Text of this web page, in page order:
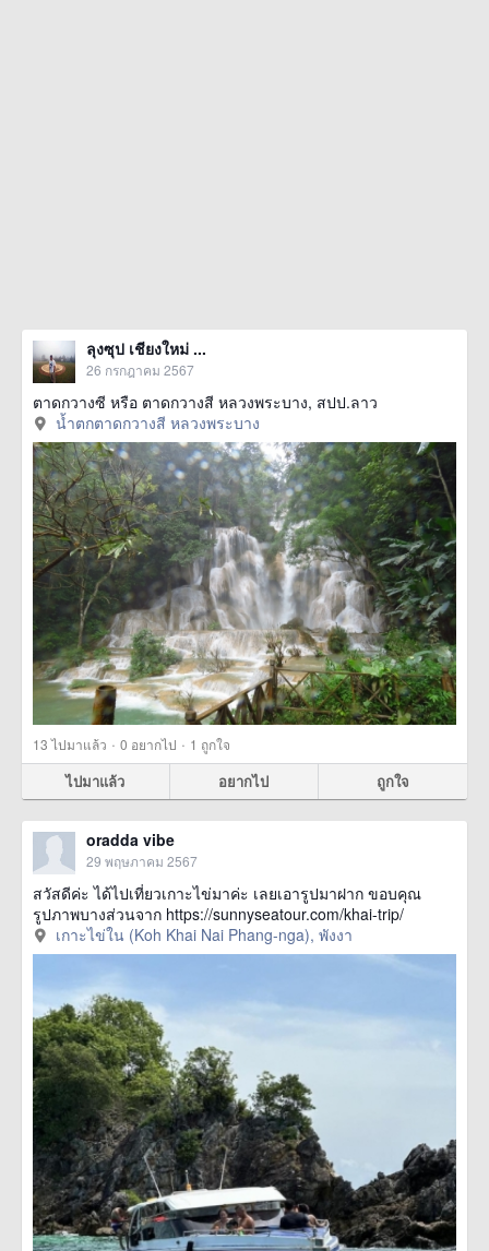
ลุงซุป เชียงใหม่ ...
26 กรกฎาคม 2567
ตาดกวางซี หรือ ตาดกวางสี หลวงพระบาง, สปป.ลาว
น้ำตกตาดกวางสี หลวงพระบาง
13ไปมาแล้ว · 0 อยากไป · 1 ถูกใจ
ไปมาแล้ว อยากไป ถูกใจ
oradda vibe
29 พฤษภาคม 2567
สวัสดีค่ะ ได้ไปเที่ยวเกาะไข่มาค่ะ เลยเอารูปมาฝาก ขอบคุณ
รูปภาพบางส่วนจาก https://sunnyseatour.com/khai-trip/
เกาะไข่ใน (Koh Khai Nai Phang-nga), พังงา